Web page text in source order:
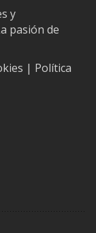
y
pasión de
| Política